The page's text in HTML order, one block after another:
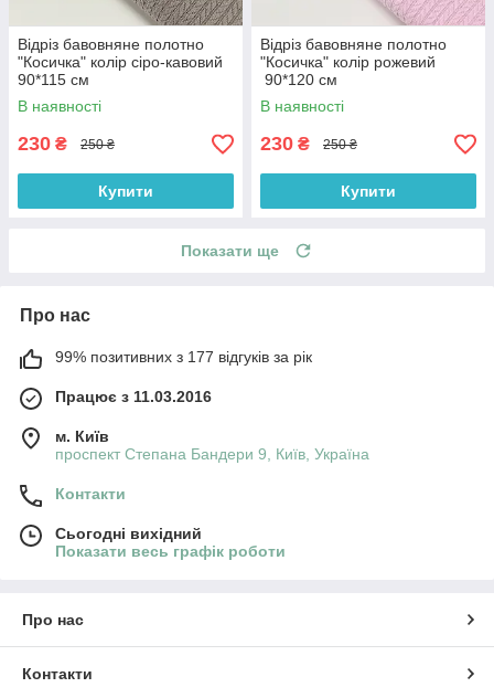
Відріз бавовняне полотно
"Косичка" колір сіро-кавовий
90*115 см
В наявності
230 ₴ 250 ₴
Купити
Відріз бавовняне полотно
"Косичка" колір рожевий
90*120 см
В наявності
230 ₴ 250 ₴
Купити
Показати ще
Про нас
99% позитивних з 177 відгуків за рік
Працює з 11.03.2016
м. Київ
проспект Степана Бандери 9, Київ, Україна
Контакти
Сьогодні вихідний
Показати весь графік роботи
Про нас
Контакти